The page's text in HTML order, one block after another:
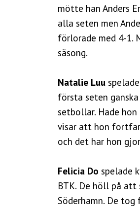
mötte han Anders
alla seten men
förlorade med 4-1.
säsong.
Natalie Luu
första seten
setbollar. Hade
visar att hon
och det har hon
Felicia Do spelade
BTK. De höll på
Söderhamn. De